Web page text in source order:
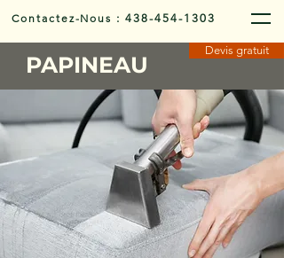
Contactez-Nous :438-454-1303
PAPINEAU
Devis gratuit